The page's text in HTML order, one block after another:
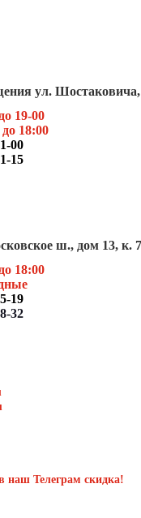
ул. Шостаковича,
19-00
18:00
00
15
ш., дом 13, к. 7
18:00
19
32
наш Телеграм скидка!